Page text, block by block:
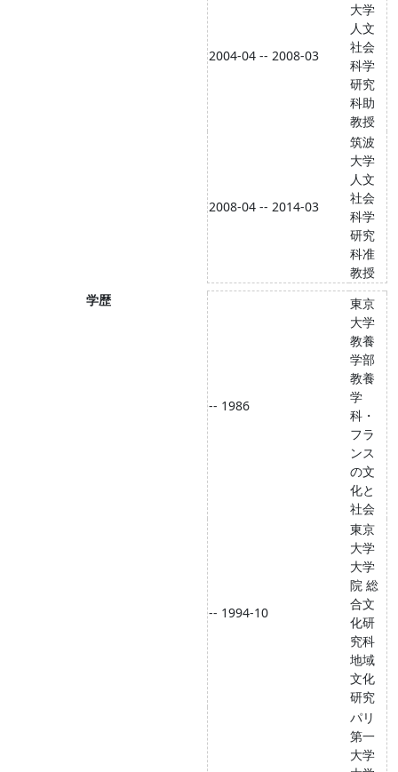
2004-04 -- 2008-03
大学
人文
社会
科学
研究
科助
教授
2008-04 -- 2014-03
筑波
大学
人文
社会
科学
研究
科准
教授
学歴
-- 1986
東京
大学
教養
学部
教養
学
科・
フラ
ンス
の文
化と
社会
-- 1994-10
東京
大学
大学
院 総
合文
化研
究科
地域
文化
研究
パリ
第一
大学